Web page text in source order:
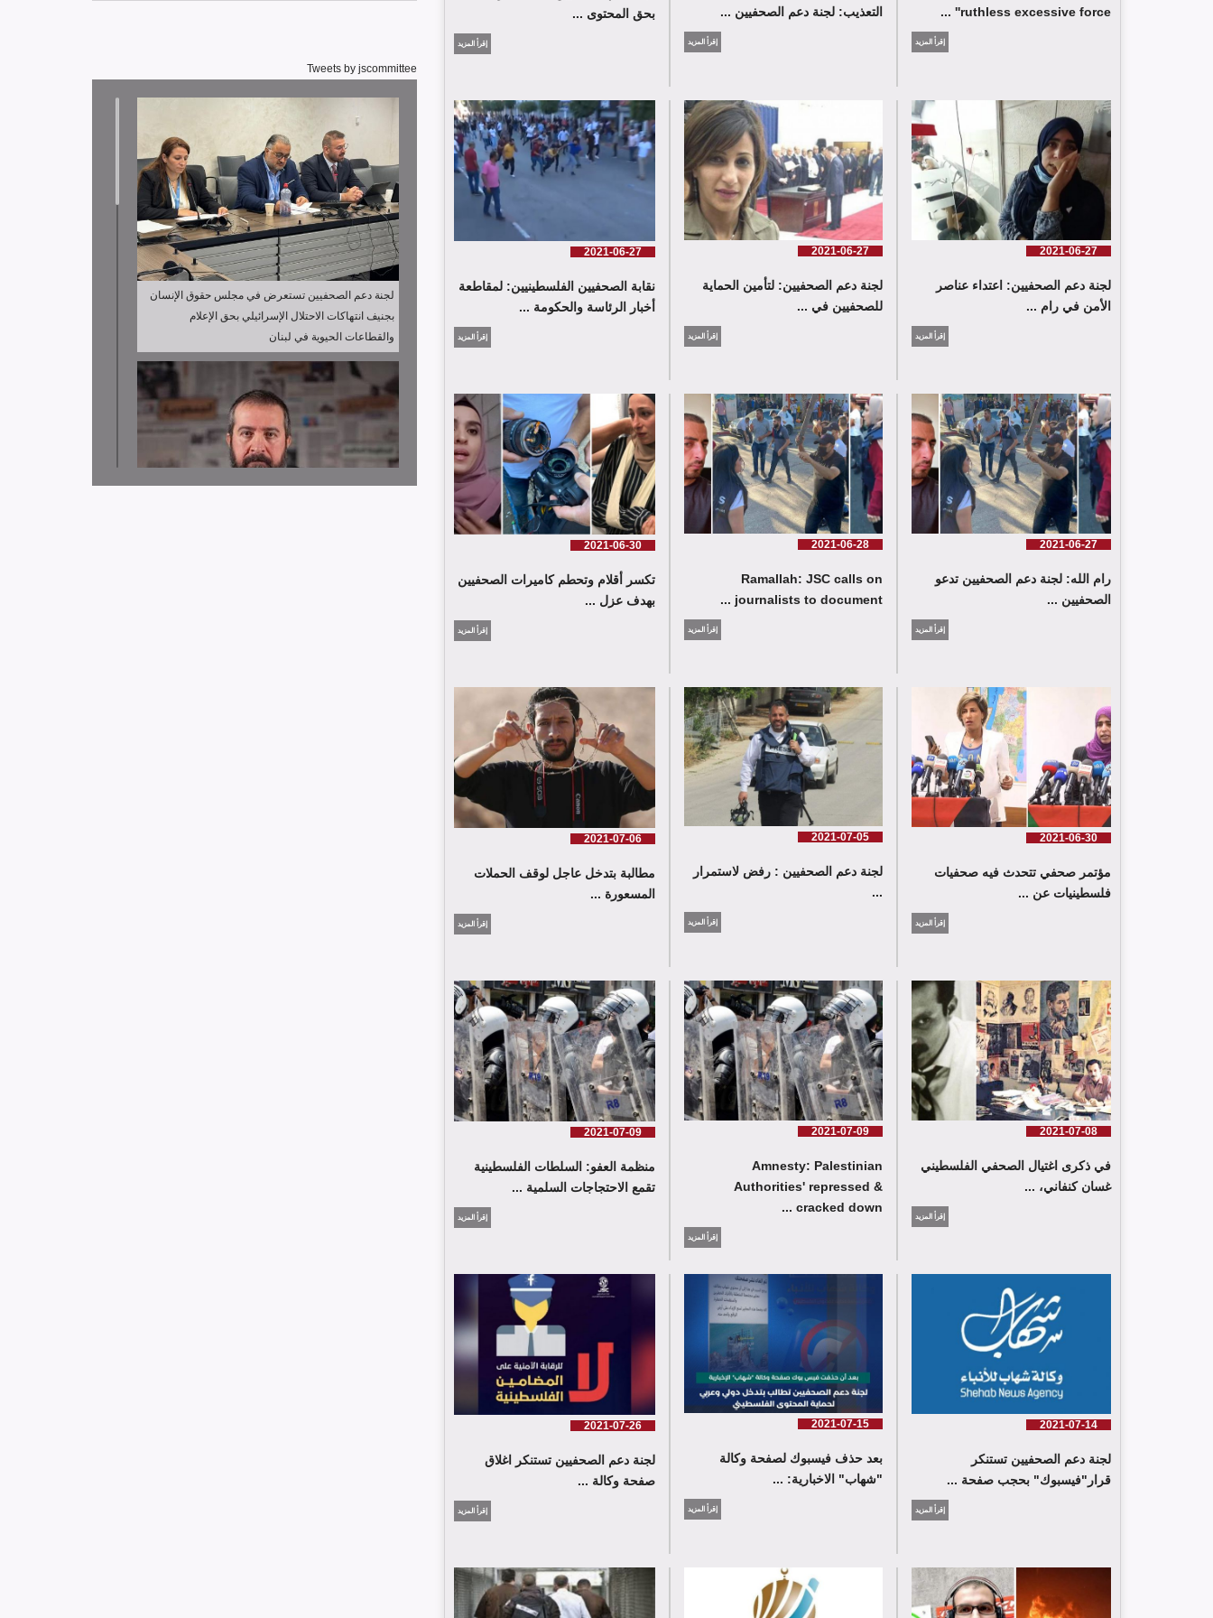
'ruthless excessive force' ...
إقرأ المزيد
التعذيب: لجنة دعم الصحفيين ...
إقرأ المزيد
بحق المحتوى ...
إقرأ المزيد
2021-06-27
لجنة دعم الصحفيين: اعتداء عناصر
الأمن في رام ...
إقرأ المزيد
2021-06-27
لجنة دعم الصحفيين: لتأمين الحماية
للصحفيين في ...
إقرأ المزيد
2021-06-27
نقابة الصحفيين الفلسطينيين: لمقاطعة
أخبار الرئاسة والحكومة ...
إقرأ المزيد
2021-06-27
رام الله: لجنة دعم الصحفيين تدعو
الصحفيين ...
إقرأ المزيد
2021-06-28
Ramallah: JSC calls on
journalists to document ...
إقرأ المزيد
2021-06-30
تكسر أقلام وتحطم كاميرات الصحفيين
بهدف عزل ...
إقرأ المزيد
2021-06-30
مؤتمر صحفي تتحدث فيه صحفيات
فلسطينيات عن ...
إقرأ المزيد
2021-07-05
لجنة دعم الصحفيين : رفض لاستمرار
...
إقرأ المزيد
2021-07-06
مطالبة بتدخل عاجل لوقف الحملات
المسعورة ...
إقرأ المزيد
2021-07-08
في ذكرى اغتيال الصحفي الفلسطيني
غسان كنفاني، ...
إقرأ المزيد
2021-07-09
Amnesty: Palestinian
Authorities' repressed &
cracked down ...
إقرأ المزيد
2021-07-09
منظمة العفو: السلطات الفلسطينية
تقمع الاحتجاجات السلمية ...
إقرأ المزيد
2021-07-14
لجنة دعم الصحفيين تستنكر
قرار"فيسبوك" بحجب صفحة ...
إقرأ المزيد
2021-07-15
بعد حذف فيسبوك لصفحة وكالة
"شهاب" الاخبارية: ...
إقرأ المزيد
2021-07-26
لجنة دعم الصحفيين تستنكر اغلاق
صفحة وكالة ...
إقرأ المزيد
Tweets by jscommittee
لجنة دعم الصحفيين تستعرض في مجلس حقوق الإنسان
بجنيف انتهاكات الاحتلال الإسرائيلي بحق الإعلام
والقطاعات الحيوية في لبنان